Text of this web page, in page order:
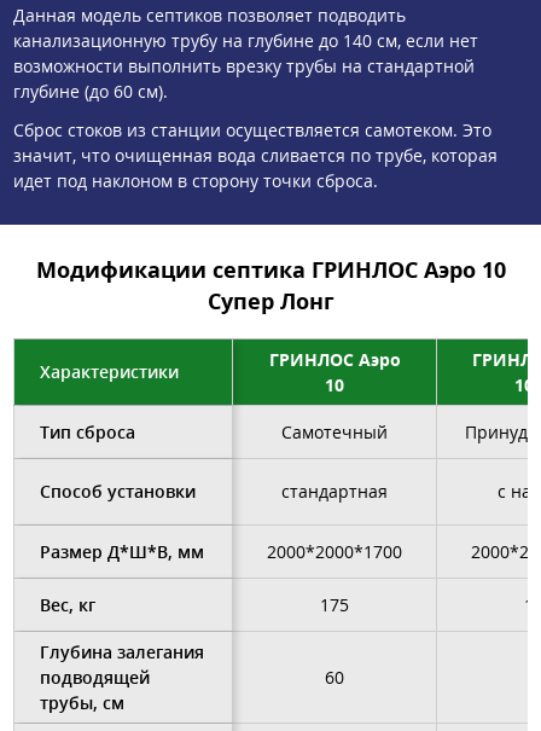
Данная модель септиков позволяет подводить
канализационную трубу на глубине до 140 см, если нет
возможности выполнить врезку трубы на стандартной
глубине (до 60 см).
Сброс стоков из станции осуществляется самотеком. Это
значит, что очищенная вода сливается по трубе, которая
идет под наклоном в сторону точки сброса.
Модификации септика ГРИНЛОС Аэро 10
Супер Лонг
Характеристики
ГРИНЛОС Аэро
10
10
Тип сброса Самотечный
Способ установки стандартная с
Размер Д*Ш*В, мм 2000*2000*1700
Вес, кг 175
Глубина залегания
подводящей
трубы, см
60